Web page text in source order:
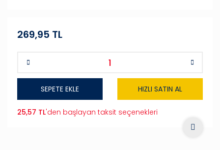
269,95 TL
SEPETE EKLE HIZLI SATIN AL
25,57 TL'den başlayan taksit seçenekleri